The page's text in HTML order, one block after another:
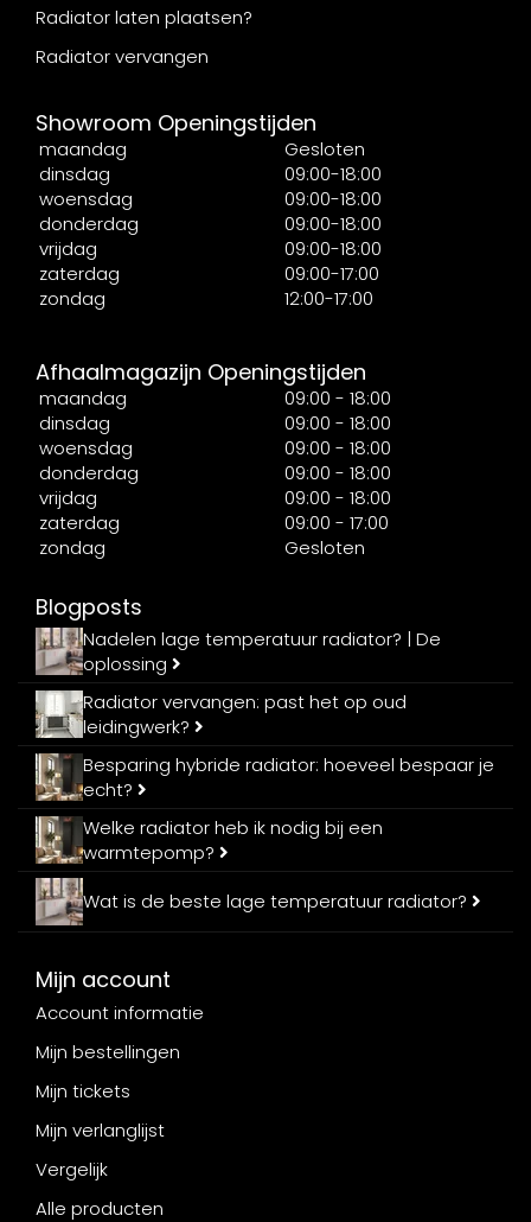
Radiator laten plaatsen?
Radiator vervangen
Showroom Openingstijden
maandag
Gesloten
dinsdag
09:00-18:00
woensdag
09:00-18:00
donderdag
09:00-18:00
vrijdag
09:00-18:00
zaterdag
09:00-17:00
zondag
12:00-17:00
Afhaalmagazijn Openingstijden
maandag
09:00 - 18:00
dinsdag
09:00 - 18:00
woensdag
09:00 - 18:00
donderdag
09:00 - 18:00
vrijdag
09:00 - 18:00
zaterdag
09:00 - 17:00
zondag
Gesloten
Blogposts
Nadelen lage temperatuur radiator? | De
oplossing
Radiator vervangen: past het op oud
leidingwerk?
Besparing hybride radiator: hoeveel bespaar je
echt?
Welke radiator heb ik nodig bij een
warmtepomp?
Wat is de beste lage temperatuur radiator?
Mijn account
Account informatie
Mijn bestellingen
Mijn tickets
Mijn verlanglijst
Vergelijk
Alle producten